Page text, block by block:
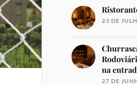
23 DE
na
27 DE